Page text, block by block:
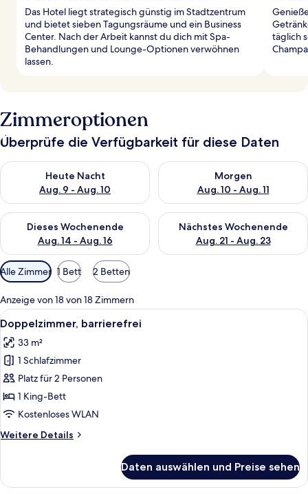
Das Hotel liegt strategisch günstig im Stadtzentrum
und bietet sieben Tagungsräume und ein Business
Center. Nach der Arbeit kannst du dich mit Spa-
Behandlungen und Lounge-Optionen verwöhnen
lassen.
täglich
Zimmeroptionen
Überprüfe die Verfügbarkeit für diese Daten
Heute Nacht
Aug. 9 - Aug. 10
Überprüfe die Verfügbarkeit für heute Nacht, Aug. 9 - Aug.
Morgen
Aug. 10 - Aug. 11
Überprüfe die Verfügbarkeit
Dieses Wochenende
Aug. 14 - Aug. 16
Überprüfe die Verfügbarkeit für dieses Wochenende, Aug. 14
Nächstes Wochenende
Aug. 21 - Aug. 23
Überprüfe die Verfügbarkeit
Verfügbare
Filter
für
Zimmer
Alle Zimmer 1 Bett 2 Betten
Anzeige von 18 von 18 Zimmern
Alle
Fotos
für
Doppelzimmer,
barrierefrei
anzeigen
Ein modernes Hotelzimmer mit
6
Doppelzimmer, barrierefrei
33 m²
1 Schlafzimmer
Platz für 2 Personen
1 King-Bett
Kostenloses WLAN
Weitere Details
Weitere
barrierefrei
Daten auswählen und Preise sehen